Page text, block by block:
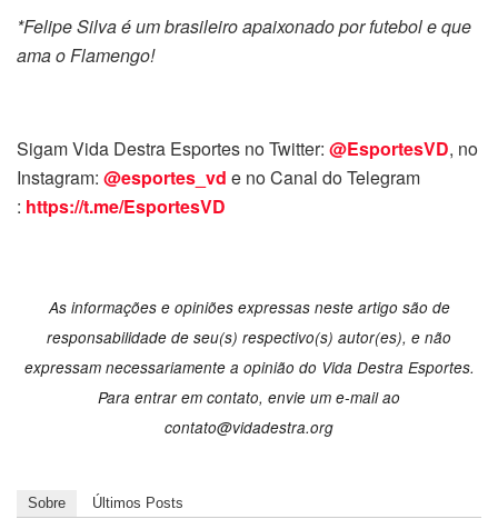
*Felipe Silva é um brasileiro apaixonado por futebol e que
ama o Flamengo!
Sigam Vida Destra Esportes no Twitter: @EsportesVD, no
Instagram: @esportes_vd e no Canal do Telegram
: https://t.me/EsportesVD
As informações e opiniões expressas neste artigo são de
responsabilidade de seu(s) respectivo(s) autor(es), e não
expressam necessariamente a opinião do Vida Destra Esportes.
Para entrar em contato, envie um e-mail ao
contato@vidadestra.org
Sobre Últimos Posts